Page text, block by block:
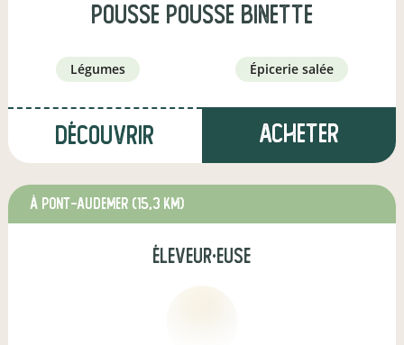
Pousse pousse binette
légumes épicerie salée
Découvrir Acheter
à Pont-Audemer (15,3 km)
éleveur·euse